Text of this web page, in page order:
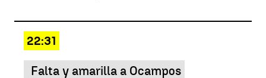
22:31
Falta y amarilla a Ocampos